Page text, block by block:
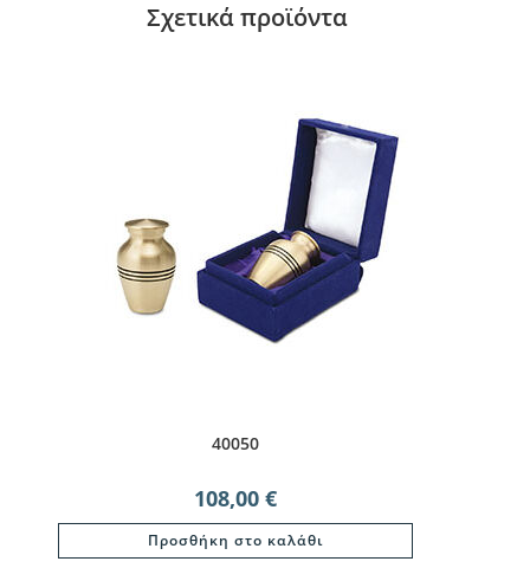
Σχετικά προϊόντα
40050
108,00 €
Προσθήκη στο καλάθι